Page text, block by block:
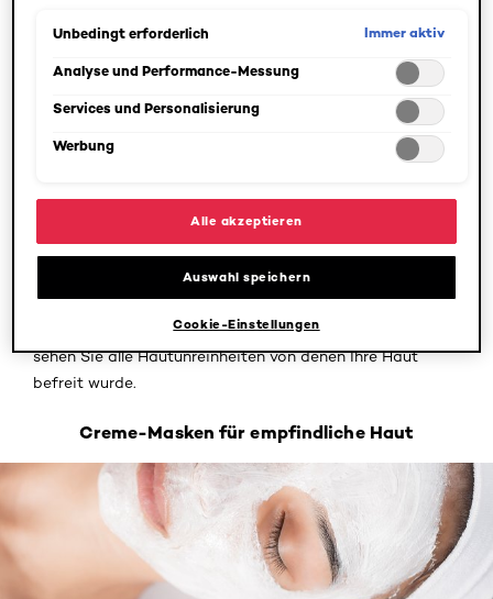
den tiefschwarzen Blackhead-Masken, die ihre Farbe der
darin enthaltenen Aktivkohle verdanken, ziehen Sie
auf – achten Sie hierbei darauf, sie nicht zu dick
aufzutragen, da sie sonst nur schwer trocknet. Lassen
getrocknet ist. Lässt die Maske sich nach dem Trocknen
nicht abziehen, können Sie sie wie gewohnt mit etwas
warmem Wasser abnehmen. Dank ihrer schwarzen Farbe
sehen Sie alle Hautunreinheiten von denen Ihre Haut
befreit wurde.
Creme-Masken für empfindliche Haut
ebenfalls möglich und speicherbar ("Auswahl speichern"). Die
angepasst werden. Für weitere Informationen s. unsere
Unbedingt erforderlich Immer aktiv
Analyse und Performance-Messung
Services und Personalisierung
Werbung
Alle akzeptieren
Auswahl speichern
Cookie-Einstellungen